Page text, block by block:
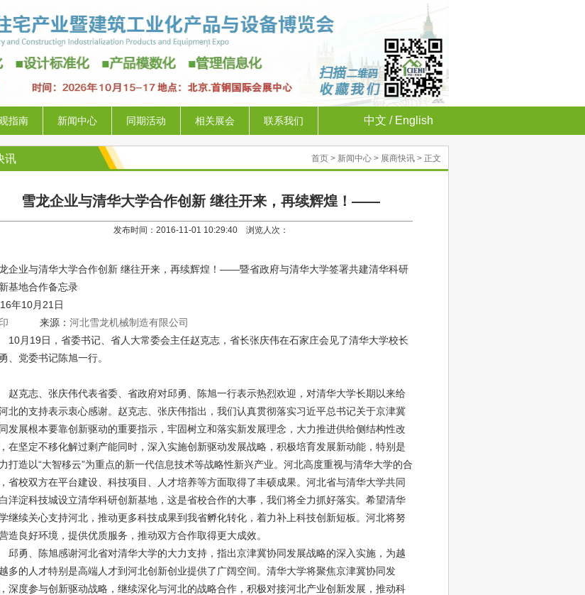
中文 / English
指南 新闻中心 同期活动 相关展会 联系我们
首页 > 新闻中心 > 展商快讯 > 正文
讯
雪龙企业与清华大学合作创新 继往开来，再续辉煌！——
发布时间：2016-11-01 10:29:40 浏览人次：
企业与清华大学合作创新 继往开来，再续辉煌！——暨省政府与清华大学签署共建清华科研
基地合作备忘录
年10月21日
来源： 河北雪龙机械制造有限公司
10月19日，省委书记、省人大常委会主任赵克志，省长张庆伟在石家庄会见了清华大学校长
、党委书记陈旭一行。
赵克志、张庆伟代表省委、省政府对邱勇、陈旭一行表示热烈欢迎，对清华大学长期以来给
北的支持表示衷心感谢。赵克志、张庆伟指出，我们认真贯彻落实习近平总书记关于京津冀
发展根本要靠创新驱动的重要指示，牢固树立和落实新发展理念，大力推进供给侧结构性改
在坚定不移化解过剩产能同时，深入实施创新驱动发展战略，积极培育发展新动能，特别是
打造以“大智移云”为重点的新一代信息技术等战略性新兴产业。河北高度重视与清华大学的合
省校双方在平台建设、科技项目、人才培养等方面取得了丰硕成果。河北省与清华大学共同
洋淀科技城设立清华科研创新基地，这是省校合作的大事，我们将全力抓好落实。希望清华
继续关心支持河北，推动更多科技成果到我省孵化转化，着力补上科技创新短板。河北将努
造良好环境，提供优质服务，推动双方合作取得更大成效。
邱勇、陈旭感谢河北省对清华大学的大力支持，指出京津冀协同发展战略的深入实施，为越
多的人才特别是高端人才到河北创新创业提供了广阔空间。清华大学将聚焦京津冀协同发
深度参与创新驱动战略，继续深化与河北的战略合作，积极对接河北产业创新发展，推动科